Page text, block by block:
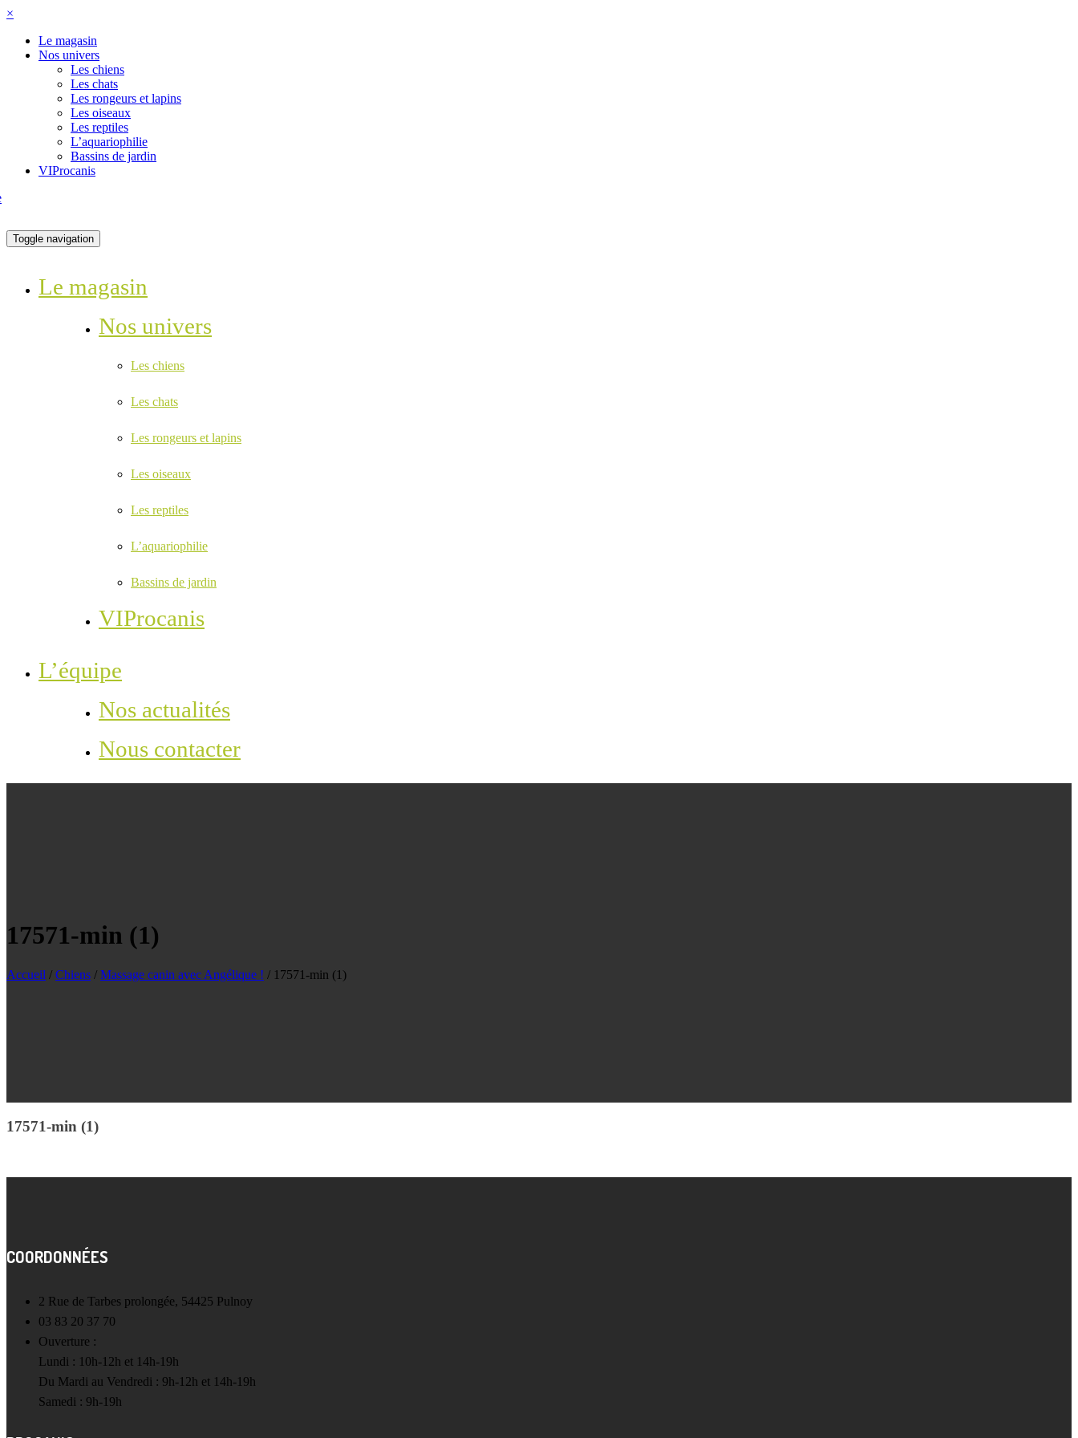
×
Le magasin
Nos univers
Les chiens
Les chats
Les rongeurs et lapins
Les oiseaux
Les reptiles
L’aquariophilie
Bassins de jardin
VIProcanis
Toggle navigation
Le magasin
Nos univers
Les chiens
Les chats
Les rongeurs et lapins
Les oiseaux
Les reptiles
L’aquariophilie
Bassins de jardin
VIProcanis
L’équipe
Nos actualités
Nous contacter
17571-min (1)
Accueil / Chiens / Massage canin avec Angélique ! / 17571-min (1)
17571-min (1)
COORDONNÉES
2 Rue de Tarbes prolongée, 54425 Pulnoy
03 83 20 37 70
Ouverture :
Lundi : 10h-12h et 14h-19h
Du Mardi au Vendredi : 9h-12h et 14h-19h
Samedi : 9h-19h